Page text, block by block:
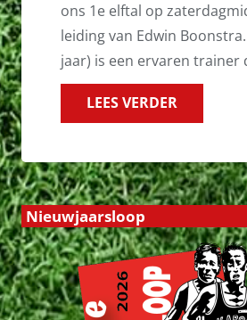
ons 1e elftal op
leiding van Edwin Boonstra.
jaar) is een ervaren trainer
LEES VERDER
Nieuwjaarsloop